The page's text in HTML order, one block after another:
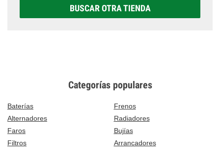
BUSCAR OTRA TIENDA
Categorías populares
Baterías
Frenos
Alternadores
Radiadores
Faros
Bujías
Filtros
Arrancadores